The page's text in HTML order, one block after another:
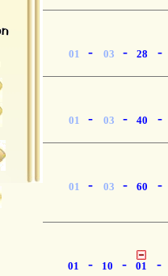
01 - 03 - 28 -
01 - 03 - 40 -
01 - 03 - 60 -
01 - 10 - 01 -